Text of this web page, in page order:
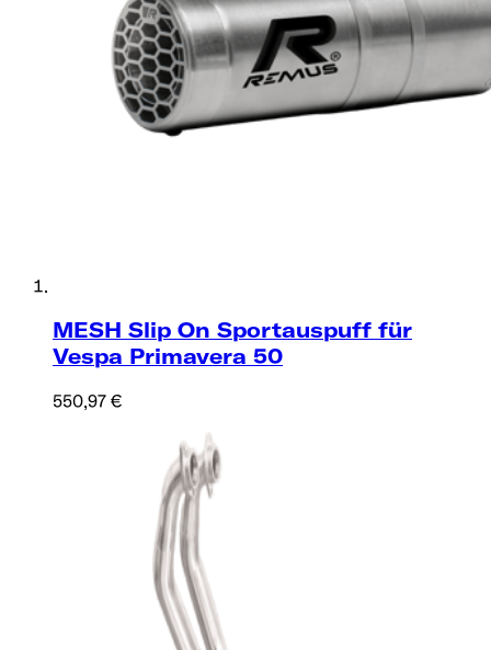
MESH Slip On Sportauspuff für
Vespa Primavera 50
550,97 €